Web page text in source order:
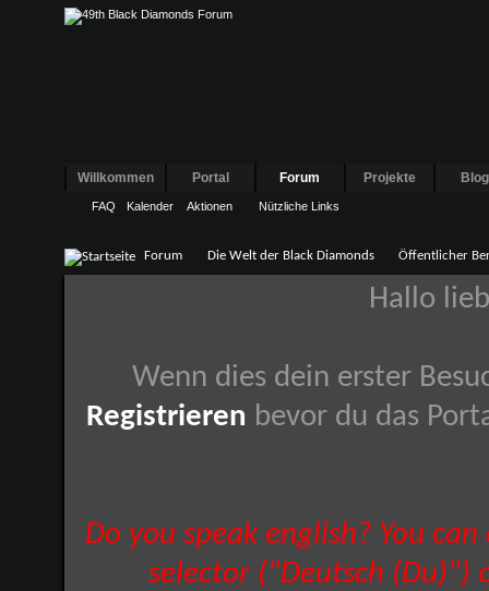
Willkommen Portal Forum
FAQ Kalender Aktionen Nützliche Links
Projekte
Forum Die Welt der Black Diamonds Öffentlicher
Hallo
Wenn dies dein erster
Registrieren bevor du das
Do you speak english? You
selector ("Deutsch (Du)")